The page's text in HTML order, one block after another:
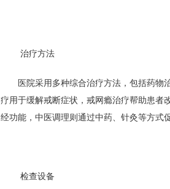
治疗方法
医院采用多种综合治疗方法，包括药物
疗用于缓解戒断症状，戒网瘾治疗帮助患者
经功能，中医调理则通过中药、针灸等方式
检查设备